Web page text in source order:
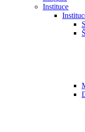
Instituce